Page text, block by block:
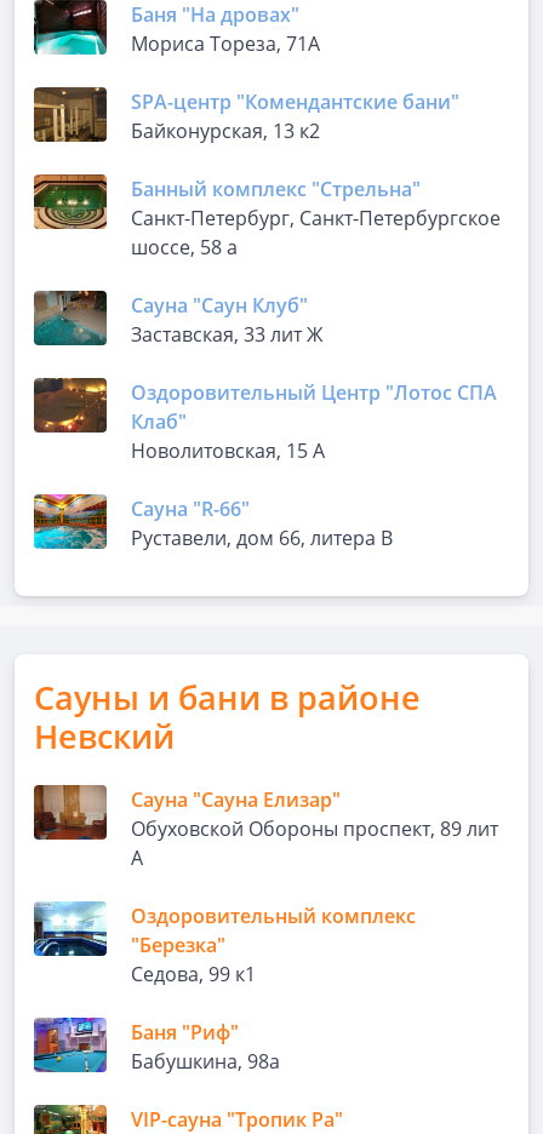
Баня "На дровах"
Мориса Тореза, 71А
SPA-центр "Комендантские бани"
Байконурская, 13 к2
Банный комплекс "Стрельна"
Санкт-Петербург, Санкт-Петербургское
шоссе, 58 а
Сауна "Саун Клуб"
Заставская, 33 лит Ж
Оздоровительный Центр "Лотос СПА
Клаб"
Новолитовская, 15 А
Сауна "R-66"
Руставели, дом 66, литера В
Сауны и бани в районе
Невский
Сауна "Сауна Елизар"
Обуховской Обороны проспект, 89 лит
А
Оздоровительный комплекс
"Березка"
Седова, 99 к1
Баня "Риф"
Бабушкина, 98а
VIP-сауна "Тропик Ра"